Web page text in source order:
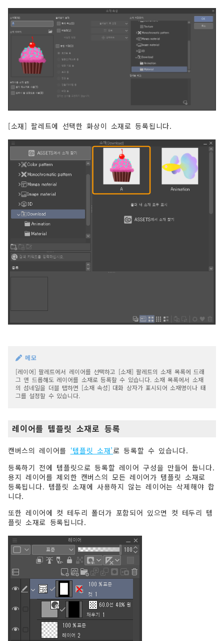
[소재] 팔레트에 선택한 화상이 소재로 등록됩니다.
메모
[레이어] 팔레트에서 레이어를 선택하고 [소재] 팔레트의 소재 목록에 드래
그 앤 드롭해도 레이어를 소재로 등록할 수 있습니다. 소재 목록에서 소재
의 섬네일을 더블 탭하면 [소재 속성] 대화 상자가 표시되어 소재명이나 태
그를 설정할 수 있습니다.
레이어를 템플릿 소재로 등록
캔버스의 레이어를 ‘템플릿 소재’로 등록할 수 있습니다.
등록하기 전에 템플릿으로 등록할 레이어 구성을 만들어 둡니다.
용지 레이어를 제외한 캔버스의 모든 레이어가 템플릿 소재로
등록됩니다. 템플릿 소재에 사용하지 않는 레이어는 삭제해야 합
니다.
또한 레이어에 컷 테두리 폴더가 포함되어 있으면 컷 테두리 템
플릿 소재로 등록됩니다.